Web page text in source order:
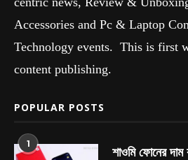
Accessories and Pc & Laptop
Technology events. This is first
content publishing.
POPULAR POSTS
1
শাওমি ফোনের